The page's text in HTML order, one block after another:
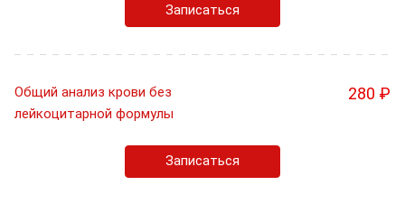
Записаться
Общий анализ крови без
лейкоцитарной формулы
280 ₽
Записаться